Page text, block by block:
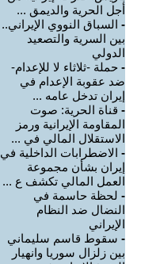
أجل الحرية والديمق ...
- السباق النووي الإيراني..
بين السرية والتصعيد
الدولي
- حملة -ثلاثاء لا للإعدام-
ضد عقوبة الإعدام في
إيران تدخل عامه ...
- قناة الحرية: صوت
المقاومة الإيرانية ورمز
الاستقلال المالي في ...
- الاضطرابات الداخلية في
إيران بشأن مجموعة
العمل المالي تكشف ع ...
- لحظة حاسمة في
النضال ضد النظام
الإيراني
- سقوط قاسم سليماني
بين زلزال سوريا وانهيار